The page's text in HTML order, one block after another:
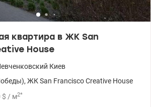
квартира в ЖК San
House
Киев
, ЖК San Francisco Creative House
$ / м2*